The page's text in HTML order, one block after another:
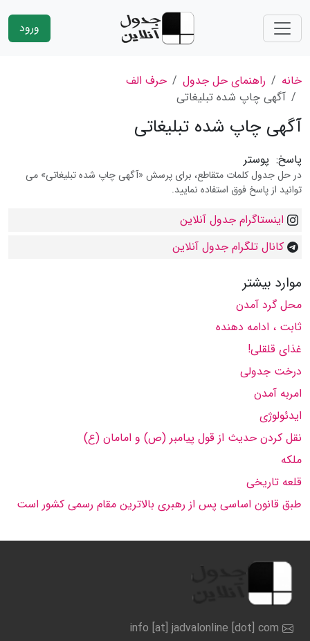
ورود
خانه راهنمای حل جدول
حرف الف
آگهی چاپ شده تبلیغاتی
آگهی چاپ شده تبلیغاتی
پاسخ: پوستر
در حل جدول کلمات متقاطع، برای پرسش «آگهی چاپ شده تبلیغاتی» می
توانید از پاسخ فوق استفاده نمایید.
اینستاگرام جدول آنلاین
کانال تلگرام جدول آنلاین
موارد بیشتر
محل گرد آمدن
ثابت ، ادامه دهنده
غذای قلقلی!
درخت جدولی
امربه آمدن
ایدئولوژی
نقل كردن حدیث از قول پیامبر (ص) و امامان (ع)
ملكه
قلعه تاریخی
طبق قانون اساسی پس از رهبری بالاترین مقام رسمی كشور است
info [at] jadvalonline [dot] com